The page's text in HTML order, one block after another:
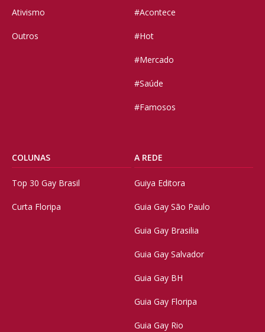
Ativismo
Outros
#Acontece
#Hot
#Mercado
#Saúde
#Famosos
COLUNAS
Top 30 Gay Brasil
Curta Floripa
A REDE
Guiya Editora
Guia Gay São Paulo
Guia Gay Brasilia
Guia Gay Salvador
Guia Gay BH
Guia Gay Floripa
Guia Gay Rio